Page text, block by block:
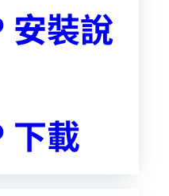
裝說
下載